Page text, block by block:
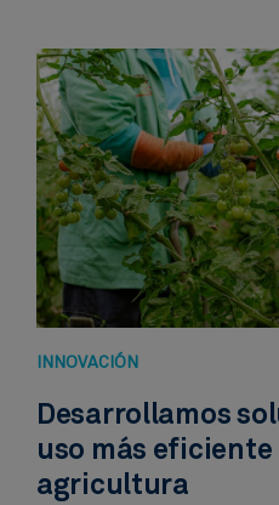
INNOVACIÓN​
Desarrollamos
uso más eficiente
agricultura